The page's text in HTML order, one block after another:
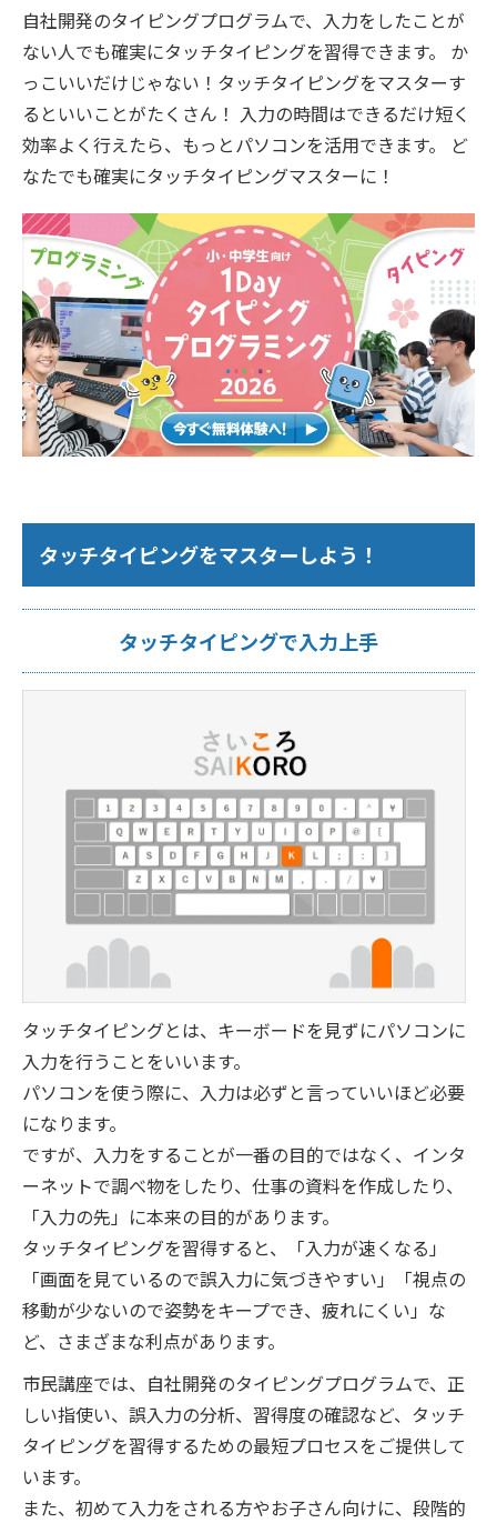
自社開発のタイピングプログラムで、入力をしたことが
ない人でも確実にタッチタイピングを習得できます。 か
っこいいだけじゃない！タッチタイピングをマスターす
るといいことがたくさん！ 入力の時間はできるだけ短く
効率よく行えたら、もっとパソコンを活用できます。 ど
なたでも確実にタッチタイピングマスターに！
タッチタイピングをマスターしよう！
タッチタイピングで入力上手
タッチタイピングとは、キーボードを見ずにパソコンに
入力を行うことをいいます。
パソコンを使う際に、入力は必ずと言っていいほど必要
になります。
ですが、入力をすることが一番の目的ではなく、インタ
ーネットで調べ物をしたり、仕事の資料を作成したり、
「入力の先」に本来の目的があります。
タッチタイピングを習得すると、「入力が速くなる」
「画面を見ているので誤入力に気づきやすい」「視点の
移動が少ないので姿勢をキープでき、疲れにくい」な
ど、さまざまな利点があります。
市民講座では、自社開発のタイピングプログラムで、正
しい指使い、誤入力の分析、習得度の確認など、タッチ
タイピングを習得するための最短プロセスをご提供して
います。
また、初めて入力をされる方やお子さん向けに、段階的